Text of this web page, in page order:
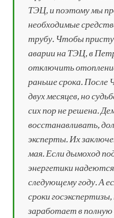
ТЭЦ, и поэтому мы
необходимые
трубу. Чтобы
аварии на ТЭЦ, в
отключить
раньше срока.
двух месяцев, но
сих пор не решена.
восстанавливать,
эксперты. Их
мая. Если дымоход
энергетики
следующему году. А
сроки
заработает в полную